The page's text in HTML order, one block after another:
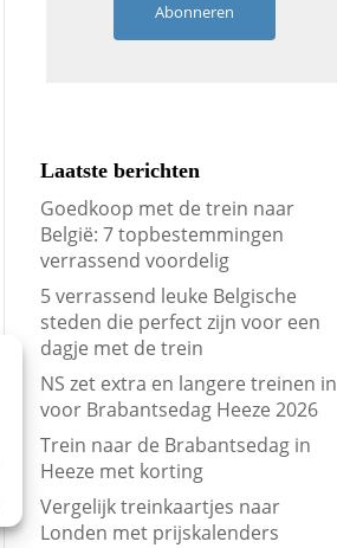
Abonneren
Laatste berichten
Goedkoop met de trein naar
België: 7 topbestemmingen
verrassend voordelig
5 verrassend leuke Belgische
steden die perfect zijn voor een
dagje met de trein
NS zet extra en langere treinen in
voor Brabantsedag Heeze 2026
Trein naar de Brabantsedag in
Heeze met korting
Vergelijk treinkaartjes naar
Londen met prijskalenders